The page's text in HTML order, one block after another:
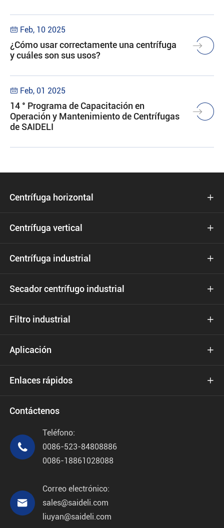
 Feb, 10 2025
¿Cómo usar correctamente una centrífuga
y cuáles son sus usos?
 Feb, 01 2025
14 ° Programa de Capacitación en
Operación y Mantenimiento de Centrífugas
de SAIDELI
Centrífuga horizontal 
Centrífuga vertical 
Centrífuga industrial 
Secador centrífugo industrial 
Filtro industrial 
Aplicación 
Enlaces rápidos 
Contáctenos

Teléfono:
0086-523-84808886
0086-18861028088

Correo electrónico:
sales@saideli.com
liuyan@saideli.com